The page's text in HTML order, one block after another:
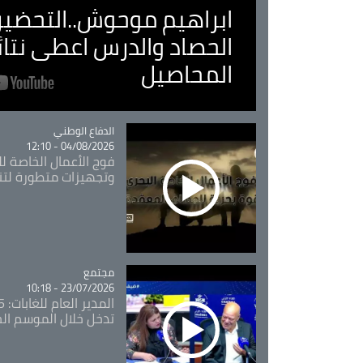
ابراهيم
الحصاد والدرس اعطى
المحاصيل
Catégorie
الدفاع الوطني
04/08/2026 - 12:10
فوج الأعمال الخاصة
وتجهيزات متطورة
Catégorie
مجتمع
23/07/2026 - 10:18
تدخل خلال الموسم